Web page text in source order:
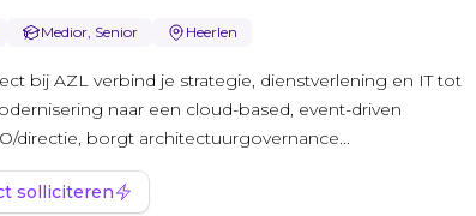
Medior, Senior Heerlen
bij AZL verbind je strategie, dienstverlening en IT tot
naar een cloud-based, event-driven
directie, borgt architectuurgovernance...
solliciteren